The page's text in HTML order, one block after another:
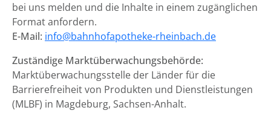
bei uns melden und die Inhalte in einem zugänglichen
Format anfordern.
E-Mail: info@bahnhofapotheke-rheinbach.de
Zuständige Marktüberwachungsbehörde:
Marktüberwachungsstelle der Länder für die
Barrierefreiheit von Produkten und Dienstleistungen
(MLBF) in Magdeburg, Sachsen-Anhalt.